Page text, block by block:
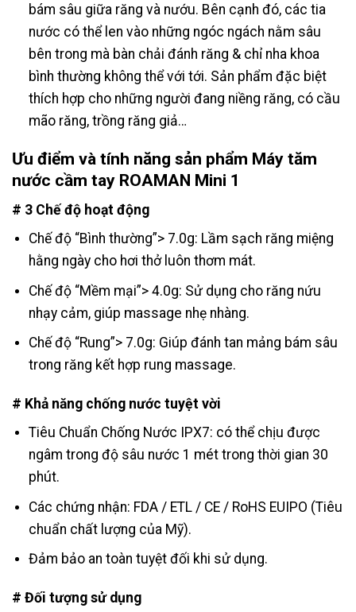
bám sâu giữa răng và nướu. Bên cạnh đó, các tia
nước có thể len vào những ngóc ngách nằm sâu
bên trong mà bàn chải đánh răng & chỉ nha khoa
bình thường không thể với tới. Sản phẩm đặc biệt
thích hợp cho những người đang niềng răng, có cầu
mão răng, trồng răng giả…
Ưu điểm và tính năng sản phẩm Máy tăm
nước cầm tay ROAMAN Mini 1
# 3 Chế độ hoạt động
Chế độ “Bình thường”> 7.0g: Lầm sạch răng miệng
hằng ngày cho hơi thở luôn thơm mát.
Chế độ “Mềm mại”> 4.0g: Sử dụng cho răng nứu
nhạy cảm, giúp massage nhẹ nhàng.
Chế độ “Rung”> 7.0g: Giúp đánh tan mảng bám sâu
trong răng kết hợp rung massage.
# Khả năng chống nước tuyệt vời
Tiêu Chuẩn Chống Nước IPX7: có thể chịu được
ngâm trong độ sâu nước 1 mét trong thời gian 30
phút.
Các chứng nhận: FDA / ETL / CE / RoHS EUIPO (Tiêu
chuẩn chất lượng của Mỹ).
Đảm bảo an toàn tuyệt đối khi sử dụng.
# Đối tượng sử dụng